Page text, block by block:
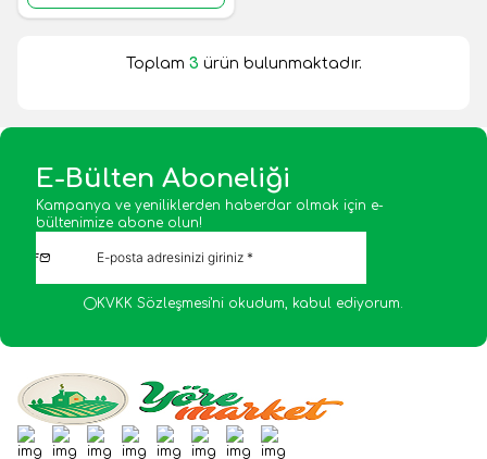
Toplam 3 ürün bulunmaktadır.
E-Bülten Aboneliği
Kampanya ve yeniliklerden haberdar olmak için e-
bültenimize abone olun!
KVKK Sözleşmesi'niokudum, kabul ediyorum.
Facebook
TwitterGoogle-Plus
YoutubeInstagram
WhatsApp
TumblrPinterest